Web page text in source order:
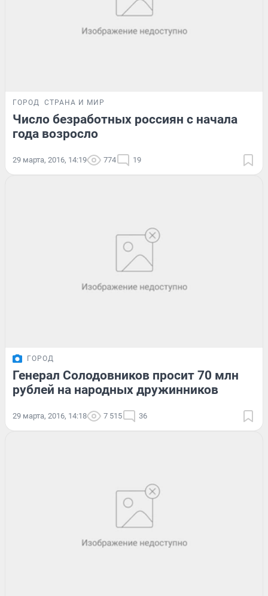
ГОРОД СТРАНА И МИР
Число безработных россиян с начала
года возросло
29 марта, 2016, 14:19 774 19
ГОРОД
Генерал Солодовников просит 70 млн
рублей на народных дружинников
29 марта, 2016, 14:18 7 515 36